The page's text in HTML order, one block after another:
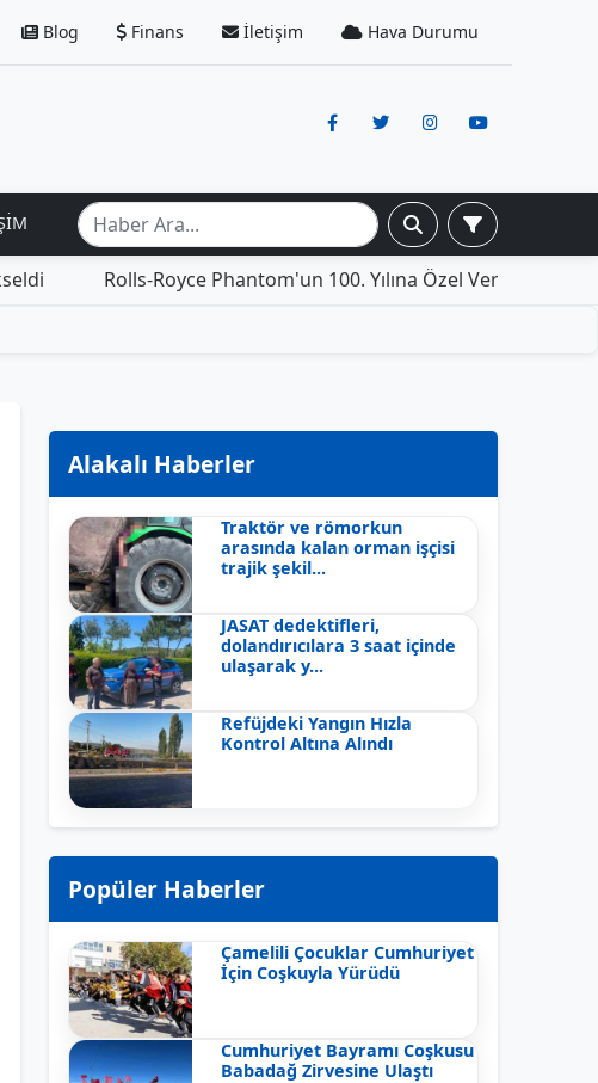
Blog Finans İletişim Hava Durumu
Rolls-Royce Phantom'un 100. Yılına Özel Versiyonu: İçinde
Alakalı Haberler
Traktör ve römorkun
arasında kalan orman işçisi
trajik şekil...
JASAT dedektifleri,
dolandırıcılara 3 saat içinde
ulaşarak y...
Refüjdeki Yangın Hızla
Kontrol Altına Alındı
Popüler Haberler
Çamelili Çocuklar Cumhuriyet
İçin Coşkuyla Yürüdü
Cumhuriyet Bayramı Coşkusu
Babadağ Zirvesine Ulaştı